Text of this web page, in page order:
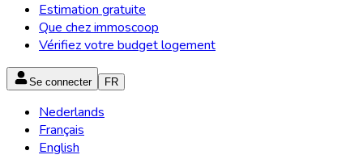
Estimation gratuite
Que chez immoscoop
Vérifiez votre budget logement
Se connecter FR
Nederlands
Français
English